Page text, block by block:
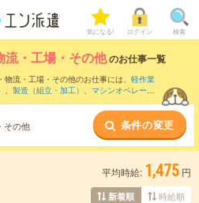
気になる! ログイン 検索
流・工場・その他のお仕事一覧
流・工場・その他のお仕事には、 軽作業
、 製造（組立・加工） 、 マシンオペレータ
その他 条件の変更
平均時給: 1,475 円
新着順 時給順